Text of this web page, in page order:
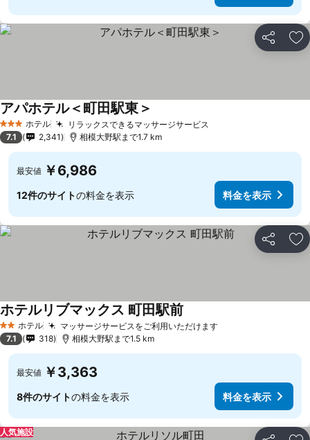
シェア お
3 ホテルのランク
ホテル リラックスできるマッサージサービス
アパホテル＜町田駅東＞
7.1 2,341 相模大野駅まで1.7 km
最安値 ￥6,986
12件のサイトの料金を表示 料金を表示
シェア お
2 ホテルのランク
ホテル マッサージサービスをご利用いただけます
ホテルリブマックス 町田駅前
7.1 318 相模大野駅まで1.5 km
最安値 ￥3,363
8件のサイトの料金を表示 料金を表示
人気施設